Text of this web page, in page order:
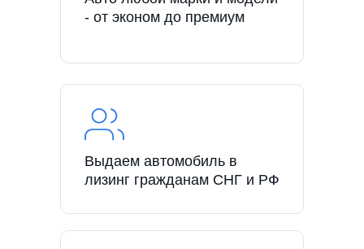
- от эконом до премиум
Выдаем автомобиль в
лизинг гражданам СНГ и РФ